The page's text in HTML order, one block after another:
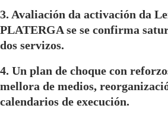
3. Avaliación da activación da
PLATERGA se se confirma
dos servizos.
4. Un plan de choque con
mellora de medios,
calendarios de execución.